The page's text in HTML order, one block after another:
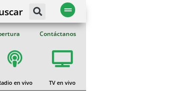
Contáctanos
en vivo TV en vivo